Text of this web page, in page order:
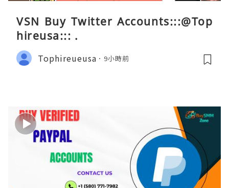
VSN Buy Twitter Accounts:::@Top
hireusa::: .
Tophireueusa 9小時前